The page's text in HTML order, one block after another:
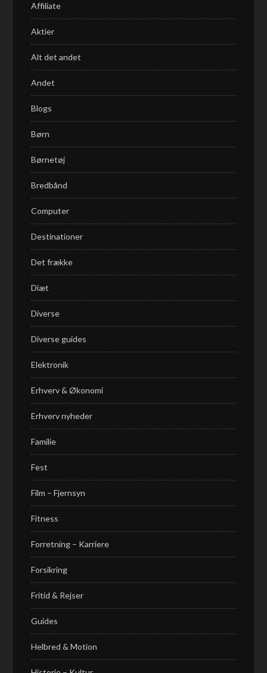
Affiliate
Aktier
Alt det andet
Andet
Blogs
Børn
Børnetøj
Bredbånd
Computer
Destinationer
Det frække
Diæt
Diverse
Diverse guides
Elektronik
Erhverv & Økonomi
Erhverv nyheder
Familie
Fest
Film – Fjernsyn
Fitness
Forretning – Karriere
Forsikring
Fritid & Rejser
Guides
Helbred & Motion